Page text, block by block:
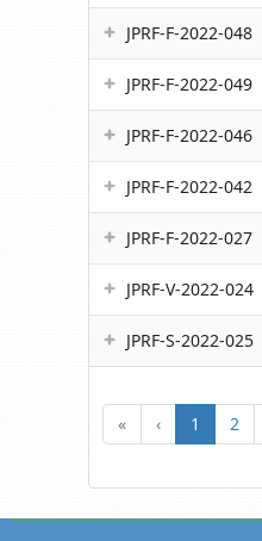
« ‹ 1 2
JPRF-F-2022-048
JPRF-F-2022-049
JPRF-F-2022-046
JPRF-F-2022-042
JPRF-F-2022-027
JPRF-V-2022-024
JPRF-S-2022-025